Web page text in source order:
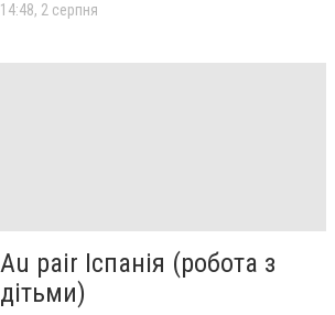
14:48, 2 серпня
Au pair Іспанія (робота з
дітьми)